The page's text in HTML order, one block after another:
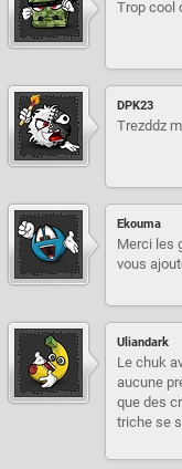
Trop cool
DPK23
Trezddz
Ekouma
Merci les
vous
Uliandark
Le chuk
aucune
que des
triche se